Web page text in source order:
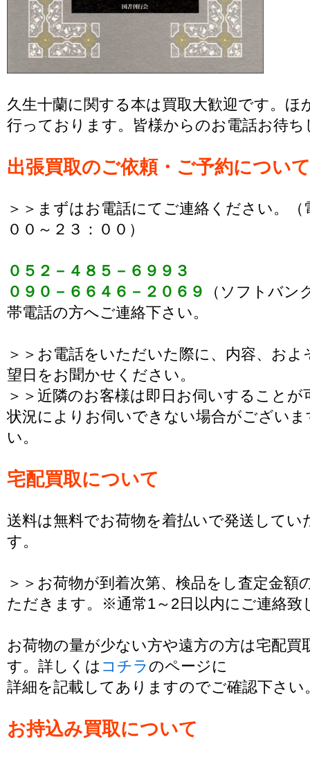
久生十蘭に関する本は買取大歓迎です。ほ
行っております。皆様からのお電話お待
出張買取のご依頼・ご予約について
＞＞まずはお電話にてご連絡ください。
００～２３：００）
０５２－４８５－６９９３
０９０－６６４６－２０６９
（ソフトバン
帯電話の方へご連絡下さい。
＞＞お電話をいただいた際に、内容、およ
望日をお聞かせください。
＞＞近隣のお客様は即日お伺いすること
状況によりお伺いできない場合がござい
い。
宅配買取について
送料は無料でお荷物を着払いで発送してい
す。
＞＞お荷物が到着次第、検品をし査定金額
ただきます。※通常1～2日以内にご連絡致
お荷物の量が少ない方や遠方の方は宅配買
す。詳しくは コチラのページに
詳細を記載してありますのでご確認下さい
お持込み買取について